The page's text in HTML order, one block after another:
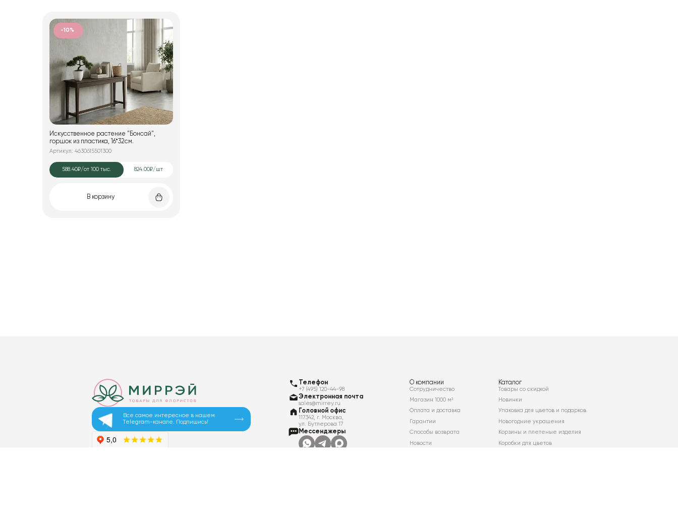
-10%
Искусственное растение "Бонсай",
горшок из пластика, 16*32см.
Артикул: 4630615501300
588.40₽/от 100 тыс. 824.00₽/шт
В корзину
Все самое интересное в нашем
Telegram-канале. Подпишись!
Телефон
+7 (495) 120-44-98
Электронная почта
sales@mirrey.ru
Головной офис
117342, г. Москва,
ул. Бутлерова 17
Мессенджеры
О компании
Сотрудничество
Магазин 1000 м²
Оплата и доставка
Гарантии
Способы возврата
Новости
Каталог
Товары со скидкой
Новинки
Упаковка для цветов и подарков
Новогодние украшения
Корзины и плетеные изделия
Коробки для цветов